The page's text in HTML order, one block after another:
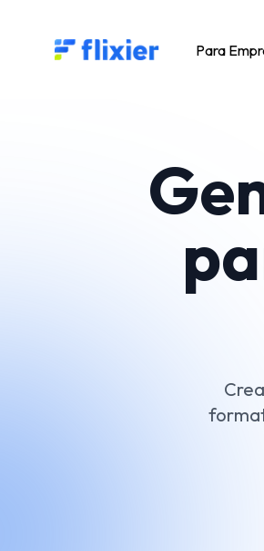
Flixier logo - Home Para